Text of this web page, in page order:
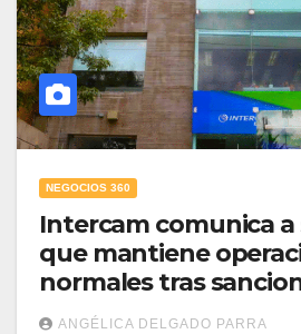
NEGOCIOS 360
Intercam comunica a
que mantiene
normales tras
CNBV
ANGÉLICA DELGADO PARRA